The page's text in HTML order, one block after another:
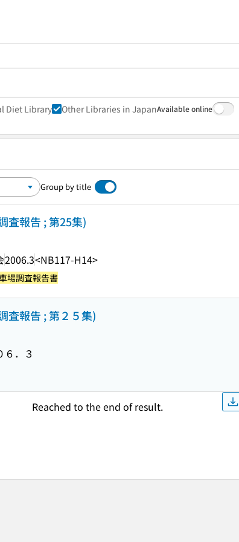
Diet Library Other Libraries in JapanAvailable online
Group by title
査報告 ; 第25集)
2006.3<NB117-H14>
場調査報告書
査報告 ; 第２５集)
６．３
Reached to the end of result.